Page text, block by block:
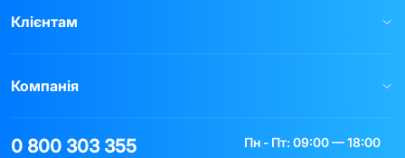
Клієнтам
Компанія
0 800 303 355
Пн - Пт: 09:00 — 18:00